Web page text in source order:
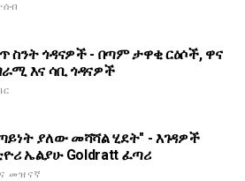
ስንት ጎዳናዎች - በጣም ታዋቂ ርዕሶች, ዋና
እና ሳቢ ጎዳናዎች
ያለው መሻሻል ሂደት" - እገዳዎች
ኤልያሁ Goldratt ፈጣሪ
መዝናኛ